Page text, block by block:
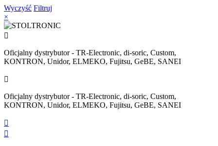
Wyczyść Filtruj
×

Oficjalny dystrybutor - TR-Electronic, di-soric, Custom,
KONTRON, Unidor, ELMEKO, Fujitsu, GeBE, SANEI

Oficjalny dystrybutor - TR-Electronic, di-soric, Custom,
KONTRON, Unidor, ELMEKO, Fujitsu, GeBE, SANEI

